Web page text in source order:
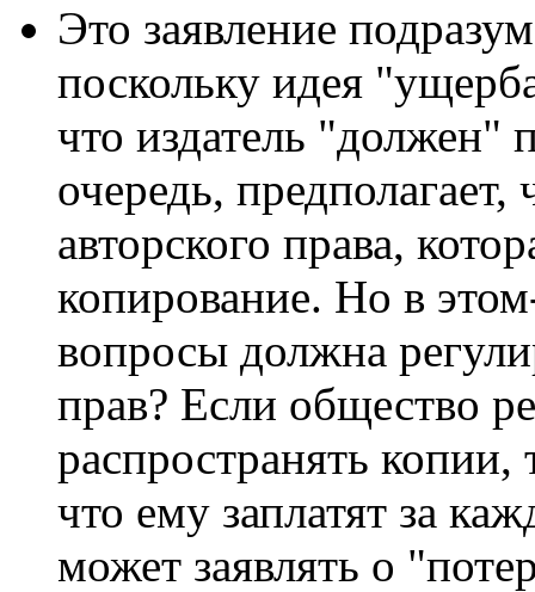
Это заявление
поскольку идея
что издатель "должен"
очередь, предполагает,
авторского права,
копирование. Но в
вопросы должна
прав? Если общество
распространять копии,
что ему заплатят за
может заявлять о